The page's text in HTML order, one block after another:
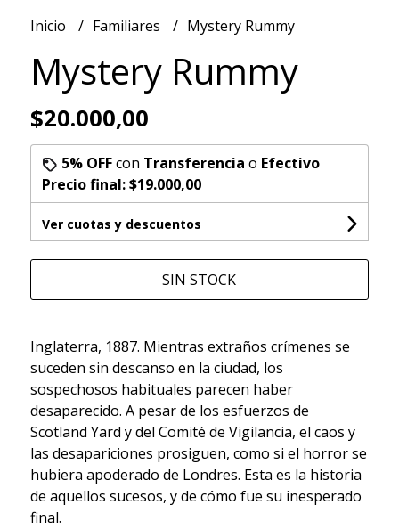
Inicio Familiares Mystery Rummy
Mystery Rummy
$20.000,00
5% OFFcon Transferencia o Efectivo
Precio final:$19.000,00
Ver cuotas y descuentos
SIN STOCK
Inglaterra, 1887. Mientras extraños crímenes se
suceden sin descanso en la ciudad, los
sospechosos habituales parecen haber
desaparecido. A pesar de los esfuerzos de
Scotland Yard y del Comité de Vigilancia, el caos y
las desapariciones prosiguen, como si el horror se
hubiera apoderado de Londres. Esta es la historia
de aquellos sucesos, y de cómo fue su inesperado
final.